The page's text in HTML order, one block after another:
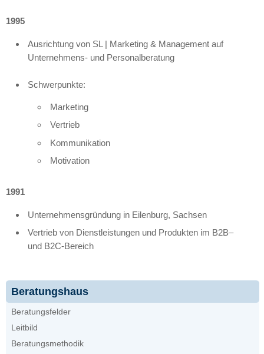
1995
Ausrichtung von SL | Marketing & Management auf
Unternehmens- und Personalberatung
Schwerpunkte:
Marketing
Vertrieb
Kommunikation
Motivation
1991
Unternehmensgründung in Eilenburg, Sachsen
Vertrieb von Dienstleistungen und Produkten im B2B–
und B2C-Bereich
Beratungshaus
Beratungsfelder
Leitbild
Beratungsmethodik